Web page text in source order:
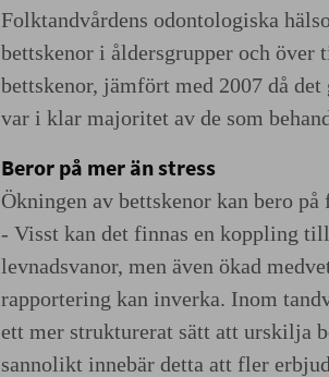
Folktandvårdens odontologiska
bettskenor i åldersgrupper och över
bettskenor, jämfört med 2007 då
var i klar majoritet av de som
Beror på mer än stress
Ökningen av bettskenor kan bero
- Visst kan det finnas en koppling
levnadsvanor, men även ökad
rapportering kan inverka. Inom
ett mer strukturerat sätt att urskilja
sannolikt innebär detta att fler